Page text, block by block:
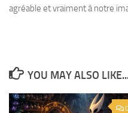
agréable et vraiment à notre
YOU MAY ALSO